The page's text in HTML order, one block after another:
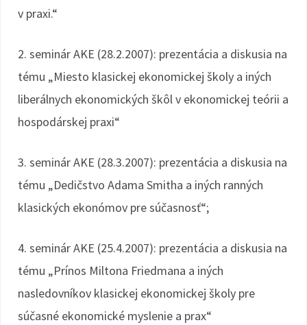
v praxi.“
2. seminár AKE (28.2.2007): prezentácia a diskusia na
tému „Miesto klasickej ekonomickej školy a iných
liberálnych ekonomických škôl v ekonomickej teórii a
hospodárskej praxi“
3. seminár AKE (28.3.2007): prezentácia a diskusia na
tému „Dedičstvo Adama Smitha a iných ranných
klasických ekonómov pre súčasnosť“;
4. seminár AKE (25.4.2007): prezentácia a diskusia na
tému „Prínos Miltona Friedmana a iných
nasledovníkov klasickej ekonomickej školy pre
súčasné ekonomické myslenie a prax“